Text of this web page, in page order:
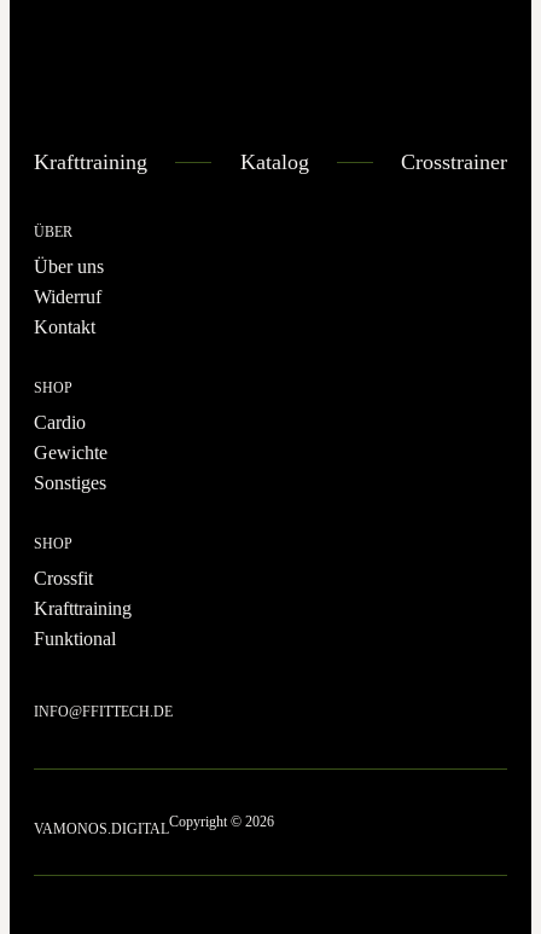
Krafttraining Katalog Crosstrainer
ÜBER
Über uns
Widerruf
Kontakt
SHOP
Cardio
Gewichte
Sonstiges
SHOP
Crossfit
Krafttraining
Funktional
INFO@FFITTECH.DE
VAMONOS.DIGITALCopyright © 2026